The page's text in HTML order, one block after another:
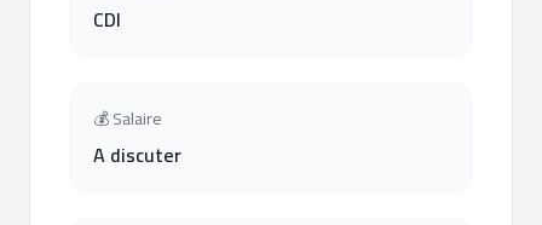
CDI
💰 Salaire
A discuter